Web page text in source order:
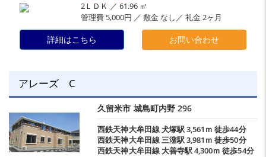
2ＬＤＫ ／ 61.96 ㎡
管理費 5,000円 ／ 敷金 なし／ 礼金 2ヶ月
詳細はこちら お問い合わせ
アレーズ C
久留米市 城島町内野296
西鉄天神大牟田線犬塚駅3,561ｍ 徒歩44分
西鉄天神大牟田線三潴駅3,981ｍ 徒歩50分
西鉄天神大牟田線大善寺駅4,300ｍ 徒歩54分